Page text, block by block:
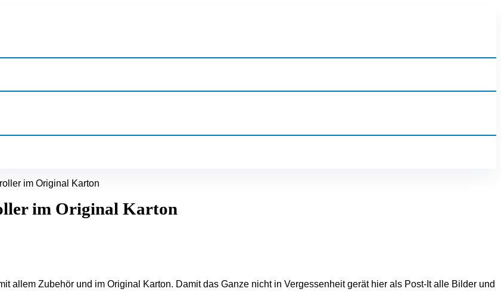
im Original Karton
im Original Karton
allem Zubehör und im Original Karton. Damit das Ganze nicht in Vergessenheit gerät hier als Post-It alle Bilder und